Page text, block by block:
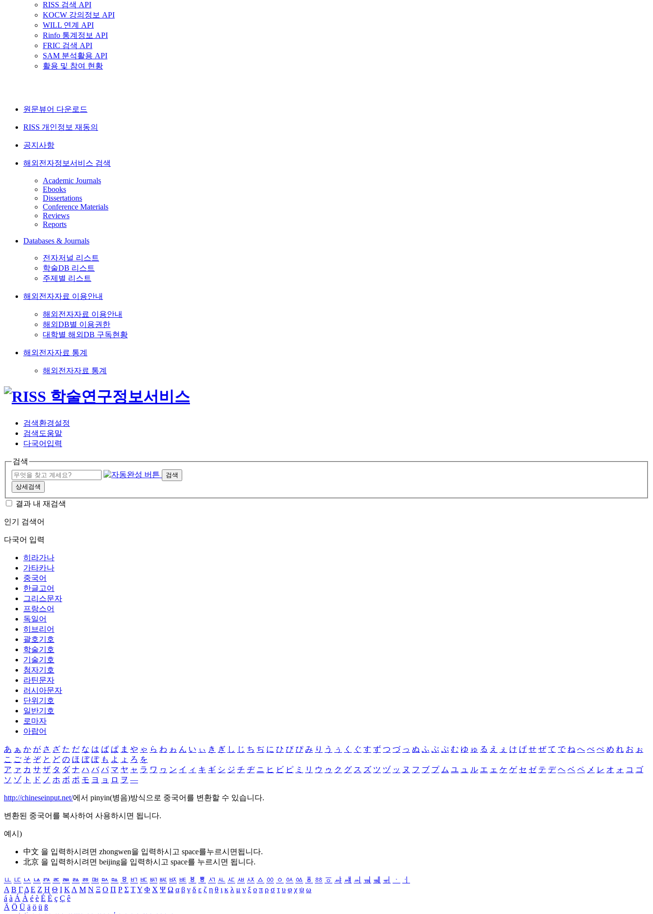
RISS 검색 API
KOCW 강의정보 API
WILL 연계 API
Rinfo 통계정보 API
FRIC 검색 API
SAM 분석활용 API
활용 및 참여 현황
원문뷰어 다운로드
RISS 개인정보 재동의
공지사항
해외전자정보서비스 검색
Academic Journals
Ebooks
Dissertations
Conference Materials
Reviews
Reports
Databases & Journals
전자저널 리스트
학술DB 리스트
주제별 리스트
해외전자자료 이용안내
해외전자자료 이용안내
해외DB별 이용권한
대학별 해외DB 구독현황
해외전자자료 통계
해외전자자료 통계
검색환경설정
검색도움말
다국어입력
검색
검색
상세검색
결과 내 재검색
인기 검색어
다국어 입력
히라가나
가타카나
중국어
한글고어
그리스문자
프랑스어
독일어
히브리어
괄호기호
학술기호
기술기호
첨자기호
라틴문자
러시아문자
단위기호
일반기호
로마자
아랍어
あ ぁ か が さ ざ た だ な は ば ぱ ま や ゃ ら わ ゎ ん い ぃ き ぎ し じ ち ぢ に ひ び ぴ み り う ぅ く ぐ す ず つ づ っ ぬ ふ ぶ ぷ む ゆ ゅ る え ぇ け げ せ ぜ て で ね へ べ ぺ め れ お ぉ
こ ご そ ぞ と ど の ほ ぼ ぽ も よ ょ ろ を
ア ァ カ サ ザ タ ダ ナ ハ バ パ マ ヤ ャ ラ ワ ヮ ン イ ィ キ ギ シ ジ チ ヂ ニ ヒ ビ ピ ミ リ ウ ゥ ク グ ス ズ ツ ヅ ッ ヌ フ ブ プ ム ユ ュ ル エ ェ ケ ゲ セ ゼ テ デ ヘ ベ ペ メ レ オ ォ コ ゴ
ソ ゾ ト ド ノ ホ ボ ポ モ ヨ ョ ロ ヲ ―
http://chineseinput.net/에서 pinyin(병음)방식으로 중국어를 변환할 수 있습니다.
변환된 중국어를 복사하여 사용하시면 됩니다.
예시)
中文 을 입력하시려면 zhongwen을 입력하시고 space를누르시면됩니다.
北京 을 입력하시려면 beijing을 입력하시고 space를 누르시면 됩니다.
ㅥ ㅦ ㅧ ㅨ ㅩ ㅪ ㅫ ㅬ ㅭ ㅮ ㅯ ㅰ ㅱ ㅲ ㅳ ㅴ ㅵ ㅶ ㅷ ㅸ ㅹ ㅺ ㅻ ㅼ ㅽ ㅾ ㅿ ㆀ ㆁ ㆂ ㆃ ㆄ ㆅ ㆆ ㆇ ㆈ ㆉ ㆊ ㆋ ㆌ ㆍ
ㆎ
Α Β ΓΔ Ε Ζ Η Θ Ι ΚΛ Μ Ν Ξ Ο Π Ρ Σ ΤΥ Φ Χ Ψ Ω α β γ δ ε ζ η θ ι κ λ μ ν ξ ο π ρ σ τ υ φ χ ψ ω
á à Á À é è É È ç Ç ê
Ä Ö Ü ä ö ü ß